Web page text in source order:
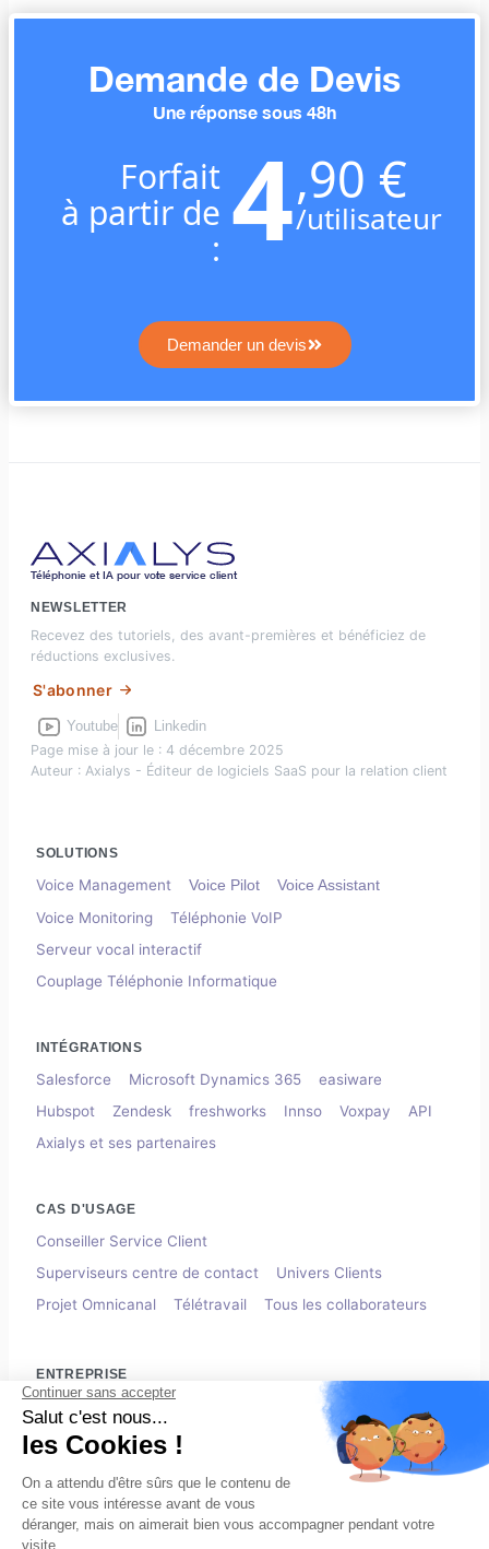
Demande de Devis​
Une réponse sous 48h
Forfait
à partir de
: 4,90 €
/utilisateur
Demander un devis
Téléphonie et IA pour votre service client
NEWSLETTER
Recevez des tutoriels, des avant-premières et bénéficiez de
réductions exclusives.
S'abonner
Youtube Linkedin
Page mise à jour le : 4 décembre 2025
Auteur : Axialys - Éditeur de logiciels SaaS pour la relation client
SOLUTIONS
Voice Management Voice Pilot Voice Assistant
Voice Monitoring
Téléphonie VoIP
Serveur vocal interactif
Couplage Téléphonie Informatique
INTÉGRATIONS
Salesforce Microsoft Dynamics 365
easiware
Hubspot
Zendesk freshworks Innso Voxpay
API
Axialys et ses partenaires
CAS D'USAGE
Conseiller Service Client
Superviseurs centre de contact
Univers Clients
Projet Omnicanal
Télétravail Tous les collaborateurs
ENTREPRISE
Contactez-nous
RESSOURCES
Livre Blanc Webinars Cas Clients